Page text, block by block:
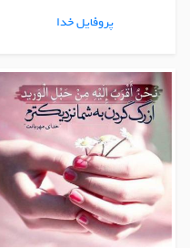
پروفایل خدا